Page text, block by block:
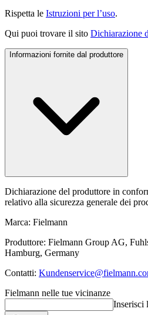
Rispetta le Istruzioni per l’uso.
Qui puoi trovare il sito Dichiarazione
Informazioni fornite dal produttore
Dichiarazione del produttore in
relativo alla sicurezza generale dei
Marca: Fielmann
Produttore: Fielmann Group AG,
Hamburg, Germany
Contatti:
Fielmann nelle tue vicinanze
Inserisci